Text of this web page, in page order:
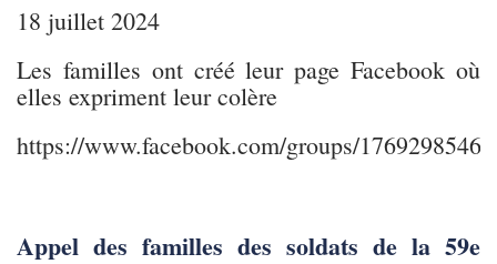
18 juillet 2024
Les familles ont créé leur page Facebook où
elles expriment leur colère
https://www.facebook.com/groups/
Appel des familles des soldats de la 59e